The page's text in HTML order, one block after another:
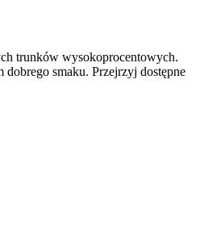
trunków wysokoprocentowych.
smaku. Przejrzyj dostępne